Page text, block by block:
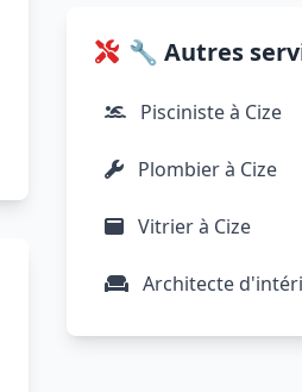
🔧 Autres
Pisciniste à Cize
Plombier à Cize
Vitrier à Cize
Architecte